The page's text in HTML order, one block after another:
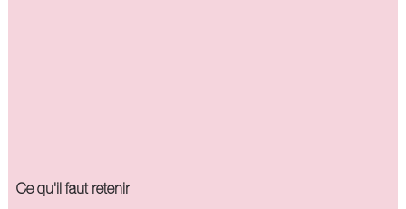
Ce qu'il faut retenir